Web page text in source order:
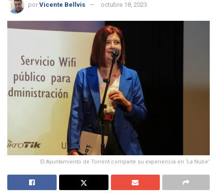
por Vicente Bellvis octubre 18, 2023
El Ayuntamiento de Torrent comparte su experiencia en ‘La Nube’